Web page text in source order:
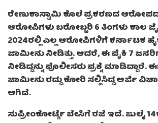
ರೇಣುಕಾಸ್ವಾಮಿ ಕೊಲೆ ಪ್ರಕರಣದ
ಆರೋಪಿಗಳು ಬರೋಬ್ಬರಿ 6 ತಿಂಗಳು ಕಾಲ
20̄24ರಲ್ಲಿ ಎಲ್ಲ ಆರೋಪಿಗಳಿಗೆ ಕರ್ನಾಟಕ
ಜಾಮೀನು ನೀಡಿತ್ತು. ಆದರೆ, ಈ ಪೈಕಿ 7
ನೀಡಿದ್ದನ್ನು ಪೊಲೀಸರು ಪ್ರಶ್ನೆ
ಜಾಮೀನು ರದ್ದು ಕೋರಿ ಸಲ್ಲಿಸಿದ್ದ ಅರ್ಜಿ
ಆಗಿದೆ.
ಸುಪ್ರೀಂಕೋರ್ಟ್ಗೆ ಬೇಸಿಗೆ ರಜೆ ಇದೆ. ಜುಲೈ